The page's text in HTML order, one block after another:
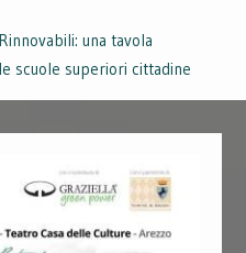
una tavola
scuole superiori cittadine